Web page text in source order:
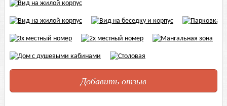
Добавить отзыв